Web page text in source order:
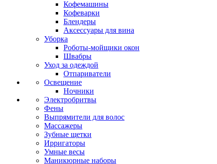
Кофемашины
Кофеварки
Блендеры
Аксессуары для вина
Уборка
Роботы-мойщики окон
Швабры
Уход за одеждой
Отпариватели
Освещение
Ночники
Электробритвы
Фены
Выпрямители для волос
Массажеры
Зубные щетки
Ирригаторы
Умные весы
Маникюрные наборы